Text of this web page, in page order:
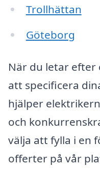
Trollhättan
Göteborg
När du letar efter
att specificera
hjälper
och
välja att fylla i en
offerter på vår